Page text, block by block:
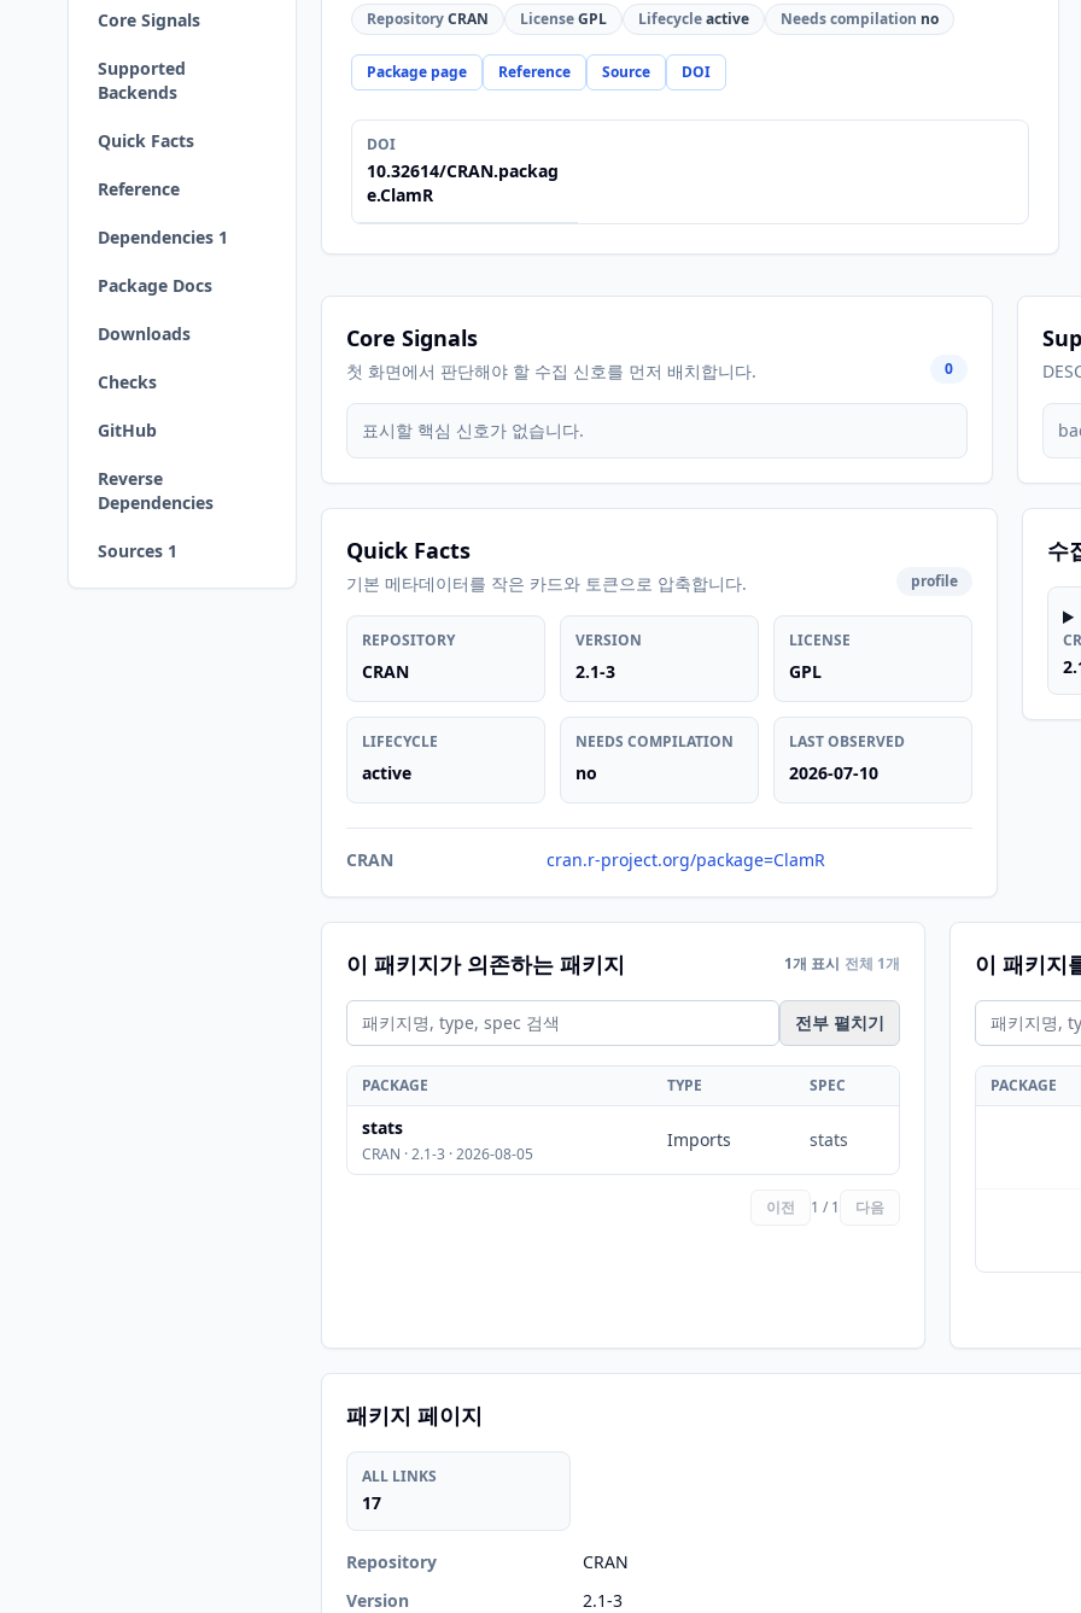
Core Signals
Supported
Backends
Quick Facts
Reference
Dependencies 1
Package Docs
Downloads
Checks
GitHub
Reverse
Dependencies
Sources 1
RepositoryCRAN LicenseGPL Lifecycleactive Needs compilation no
Package page Reference Source DOI
DOI
10.32614/CRAN.packag
e.ClamR
Core Signals
첫 화면에서 판단해야 할 수집 신호를 먼저 배치합니다. 0
표시할 핵심 신호가 없습니다.
Quick Facts
기본 메타데이터를 작은 카드와 토큰으로 압축합니다. profile
REPOSITORY
CRAN
VERSION
2.1-3
LICENSE
GPL
LIFECYCLE
active
NEEDS COMPILATION
no
LAST OBSERVED
2026-07-10
CRAN cran.r-project.org/package=ClamR
수
이 패키지가 의존하는 패키지 1개 표시 전체 1개
전부 펼치기
PACKAGE TYPE SPEC
stats
CRAN · 2.1-3 · 2026-08-05
Imports stats
이전 1 / 1 다음
이 패키지
PACKAGE
패키지 페이지
ALL LINKS
17
Repository
CRAN
Version
2.1-3